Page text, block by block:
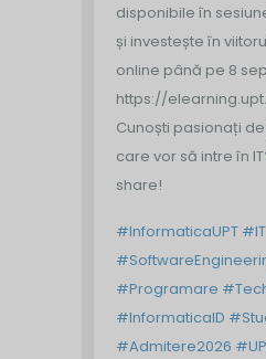
disponibile în
și investește în
online până pe 8
https://
Cunoști pasionați
care vor să intre în
share!
#InformaticaUPT #IT
#Programare
#InformaticaID
#Admitere2026